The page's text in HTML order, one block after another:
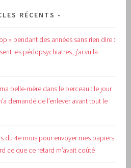
RÉCENTS
» pendant des années sans rien dire :
les pédopsychiatres, j’ai vu la
belle-mère dans le berceau : le jour
demandé de l’enlever avant tout le
du 4e mois pour envoyer mes papiers
ce que ce retard m’avait coûté